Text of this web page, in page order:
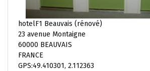
hotelF1 Beauvais (rénové)
23 avenue Montaigne
60000 BEAUVAIS
FRANCE
GPS:49.410301, 2.112363